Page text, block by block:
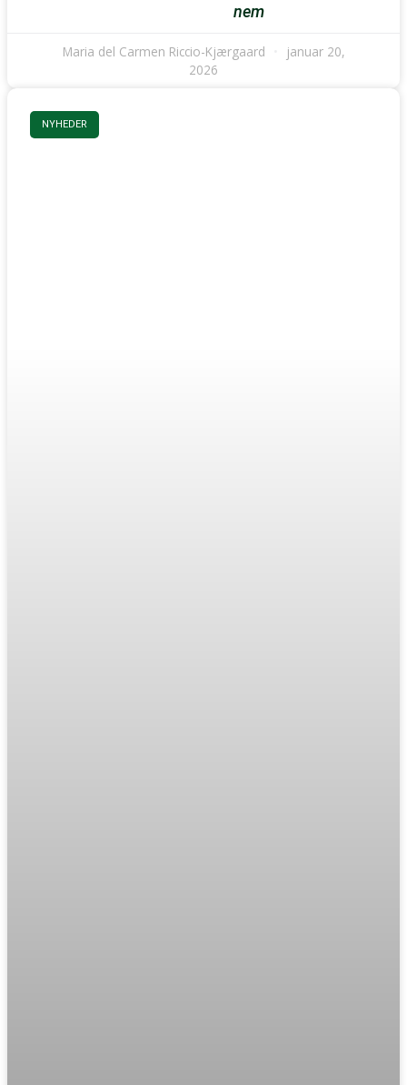
nem
Maria del Carmen Riccio-Kjærgaard
januar 20,
2026
NYHEDER